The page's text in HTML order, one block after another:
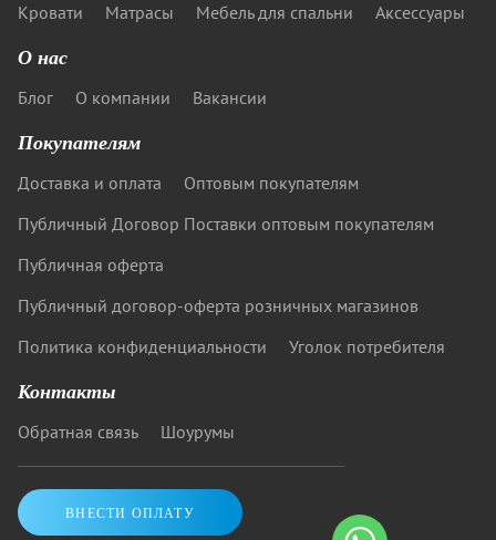
Кровати Матрасы Мебель для спальни Аксессуары
О нас
Блог О компании Вакансии
Покупателям
Доставка и оплата
Оптовым покупателям
Публичный Договор Поставки оптовым покупателям
Публичная оферта
Публичный договор-оферта розничных магазинов
Политика конфиденциальности
Уголок потребителя
Контакты
Обратная связь Шоурумы
ВНЕСТИ ОПЛАТУ